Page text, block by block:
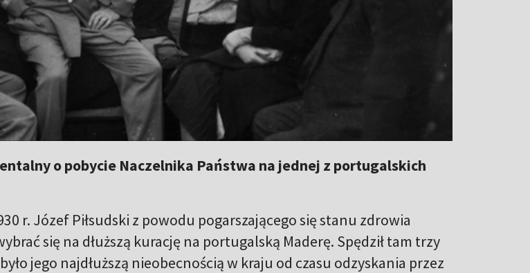
o pobycie Naczelnika Państwa na jednej z portugalskich
r. Józef Piłsudski z powodu pogarszającego się stanu zdrowia
się na dłuższą kurację na portugalską Maderę. Spędził tam trzy
jego najdłuższą nieobecnością w kraju od czasu odzyskania przez